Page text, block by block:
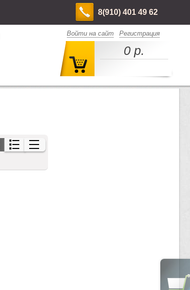
8(910) 401 49 62
Войти на сайт Регистрация
0 р.